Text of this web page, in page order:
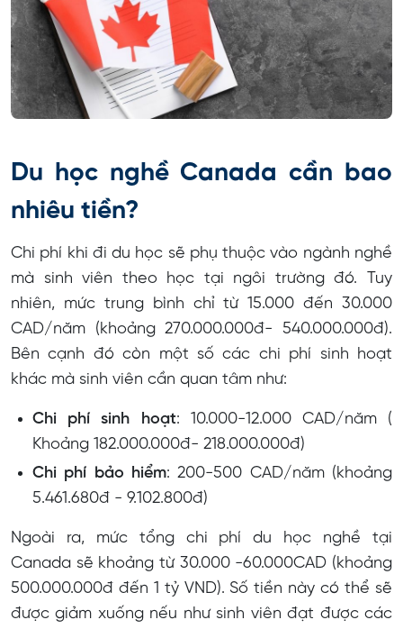
Du học nghề Canada cần bao
nhiêu tiền?
Chi phí khi đi du học sẽ phụ thuộc vào ngành nghề
mà sinh viên theo học tại ngôi trường đó. Tuy
nhiên, mức trung bình chỉ từ 15.000 đến 30.000
CAD/năm (khoảng 270.000.000đ- 540.000.000đ).
Bên cạnh đó còn một số các chi phí sinh hoạt
khác mà sinh viên cần quan tâm như:
Chi phí sinh hoạt: 10.000-12.000 CAD/năm (
Khoảng 182.000.000đ- 218.000.000đ)
Chi phí bảo hiểm: 200-500 CAD/năm (khoảng
5.461.680đ - 9.102.800đ)
Ngoài ra, mức tổng chi phí du học nghề tại
Canada sẽ khoảng từ 30.000 -60.000CAD (khoảng
500.000.000đ đến 1 tỷ VND). Số tiền này có thể sẽ
được giảm xuống nếu như sinh viên đạt được các